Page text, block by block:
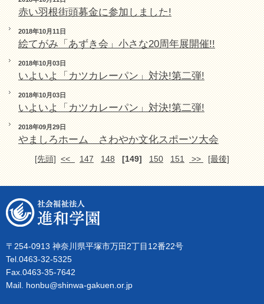
赤い羽根街頭募金に参加しました!
2018年10月11日
絵てがみ「あずき会」小さな20周年展開催!!
2018年10月03日
いよいよ「カツカレーパン」対決!第二弾!
2018年10月03日
いよいよ「カツカレーパン」対決!第二弾!
2018年09月29日
やましろホーム さわやか文化スポーツ大会
[先頭] << 147 148 [149] 150 151 >> [最後]
〒254-0913 神奈川県平塚市万田2丁目12番22号
Tel.0463-32-5325
Fax.0463-35-7642
Mail. honbu@shinwa-gakuen.or.jp